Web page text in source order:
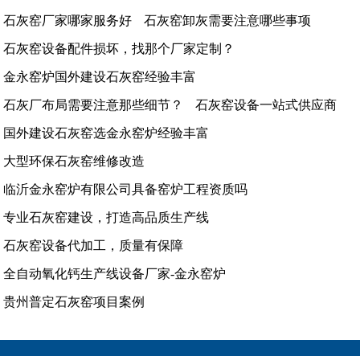
石灰窑厂家哪家服务好 石灰窑卸灰需要注意哪些事项
石灰窑设备配件损坏，找那个厂家定制？
金永窑炉国外建设石灰窑经验丰富
石灰厂布局需要注意那些细节？ 石灰窑设备一站式供应商
国外建设石灰窑选金永窑炉经验丰富
大型环保石灰窑维修改造
临沂金永窑炉有限公司具备窑炉工程资质吗
专业石灰窑建设，打造高品质生产线
石灰窑设备代加工，质量有保障
全自动氧化钙生产线设备厂家-金永窑炉
贵州普定石灰窑项目案例